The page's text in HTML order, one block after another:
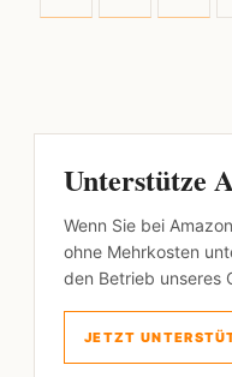
Unterstütze
Wenn Sie bei
ohne Mehrkosten
den Betrieb unseres
JETZT